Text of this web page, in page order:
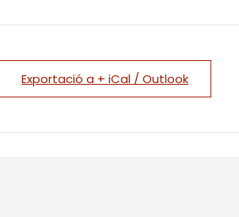
Exportació a + iCal / Outlook